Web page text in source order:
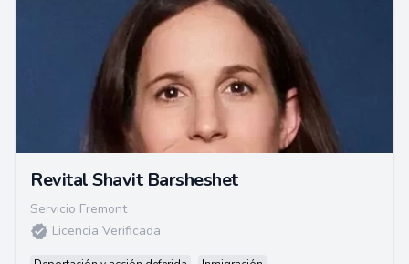
Revital Shavit Barsheshet
Servicio Fremont
Licencia Verificada